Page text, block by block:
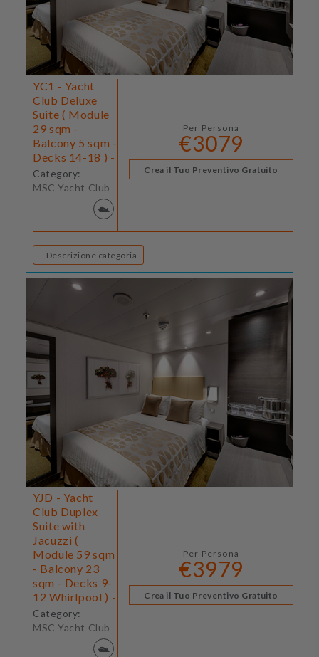
YC1 - Yacht
Club Deluxe
Suite ( Module
29 sqm -
Balcony 5 sqm -
Decks 14-18 ) -
Category:
MSC Yacht Club
Per Persona
€3079
Crea il Tuo Preventivo Gratuito
Descrizione categoria
YJD - Yacht
Club Duplex
Suite with
Jacuzzi (
Module 59 sqm
- Balcony 23
sqm - Decks 9-
12 Whirlpool ) -
Category:
MSC Yacht Club
Per Persona
€3979
Crea il Tuo Preventivo Gratuito